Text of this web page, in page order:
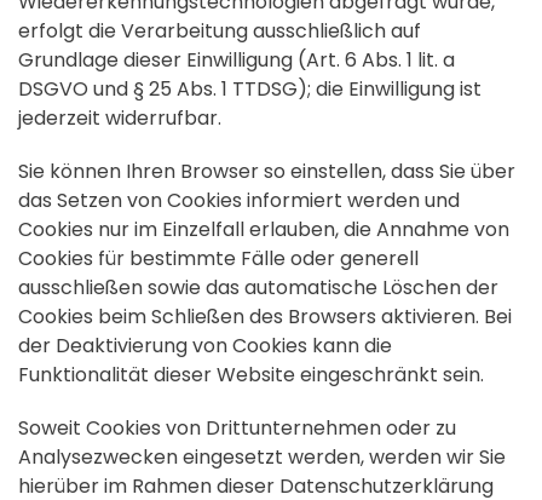
erfolgt die Verarbeitung ausschließlich auf
Grundlage dieser Einwilligung (Art. 6 Abs. 1 lit. a
DSGVO und § 25 Abs. 1 TTDSG); die Einwilligung ist
jederzeit widerrufbar.
Sie können Ihren Browser so einstellen, dass Sie über
das Setzen von Cookies informiert werden und
Cookies nur im Einzelfall erlauben, die Annahme von
Cookies für bestimmte Fälle oder generell
ausschließen sowie das automatische Löschen der
Cookies beim Schließen des Browsers aktivieren. Bei
der Deaktivierung von Cookies kann die
Funktionalität dieser Website eingeschränkt sein.
Soweit Cookies von Drittunternehmen oder zu
Analysezwecken eingesetzt werden, werden wir Sie
hierüber im Rahmen dieser Datenschutzerklärung